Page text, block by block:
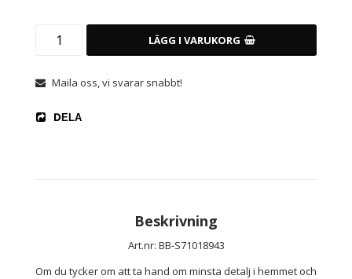
LÄGG I VARUKORG
Maila oss, vi svarar snabbt!
DELA
Beskrivning
Art.nr: BB-S71018943
Om du tycker om att ta hand om minsta detalj i hemmet och